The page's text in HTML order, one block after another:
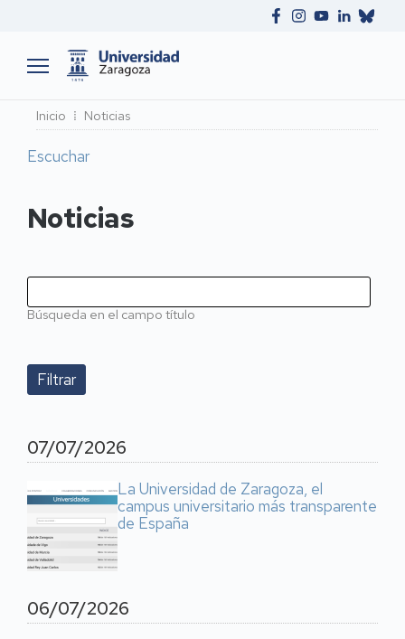
Ruta
de
navegación
Inicio Noticias
Escuchar
Noticias
Búsqueda en el campo título
07/07/2026
La Universidad de Zaragoza, el
campus universitario más transparente
de España
06/07/2026